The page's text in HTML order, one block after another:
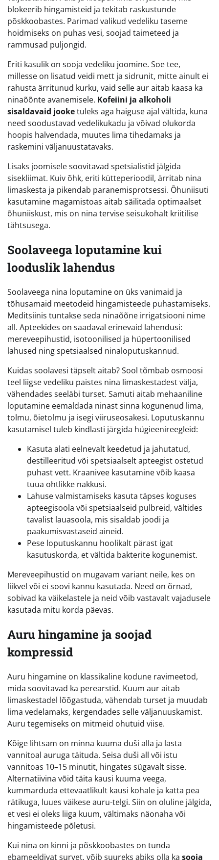
blokeerib hingamisteid ja tekitab raskustunde
põskkoobastes. Parimad valikud vedeliku taseme
hoidmiseks on puhas vesi, soojad taimeteed ja
rammusad puljongid.
Eriti kasulik on sooja vedeliku joomine. Soe tee,
millesse on lisatud veidi mett ja sidrunit, mitte ainult ei
rahusta ärritunud kurku, vaid selle aur aitab kaasa ka
ninaõõnte avanemisele. Kofeiini ja alkoholi
sisaldavaid jooketuleks aga haiguse ajal vältida, kuna
need soodustavad vedelikukadu ja võivad olukorda
hoopis halvendada, muutes lima tihedamaks ja
raskemini väljanuustatavaks.
Lisaks joomisele soovitavad spetsialistid jälgida
sisekliimat. Kuiv õhk, eriti kütteperioodil, ärritab nina
limaskesta ja pikendab paranemisprotsessi. Õhuniisuti
kasutamine magamistoas aitab säilitada optimaalset
õhuniiskust, mis on nina tervise seisukohalt kriitilise
tähtsusega.
Soolaveega loputamine kui
looduslik lahendus
Soolaveega nina loputamine on üks vanimaid ja
tõhusamaid meetodeid hingamisteede puhastamiseks.
Meditsiinis tuntakse seda ninaõõne irrigatsiooni nime
all. Apteekides on saadaval erinevaid lahendusi:
mereveepihustid, isotoonilised ja hüpertoonilised
lahused ning spetsiaalsed ninaloputuskannud.
Kuidas soolavesi täpselt aitab? Sool tõmbab osmoosi
teel liigse vedeliku paistes nina limaskestadest välja,
vähendades seeläbi turset. Samuti aitab mehaaniline
loputamine eemaldada ninast sinna kogunenud lima,
tolmu, õietolmu ja isegi viiruseosakesi. Loputuskannu
kasutamisel tuleb kindlasti järgida hügieenireegleid:
Kasuta alati eelnevalt keedetud ja jahutatud,
destilleeritud või spetsiaalselt apteegist ostetud
puhast vett. Kraanivee kasutamine võib kaasa
tuua ohtlikke nakkusi.
Lahuse valmistamiseks kasuta täpses koguses
apteegisoola või spetsiaalseid pulbreid, vältides
tavalist lauasoola, mis sisaldab joodi ja
paakumisvastaseid aineid.
Pese loputuskannu hoolikalt pärast igat
kasutuskorda, et vältida bakterite kogunemist.
Mereveepihustid on mugavam variant neile, kes on
liikvel või ei soovi kannu kasutada. Need on õrnad,
sobivad ka väikelastele ja neid võib vastavalt vajadusele
kasutada mitu korda päevas.
Auru hingamine ja soojad
kompressid
Auru hingamine on klassikaline kodune ravimeetod,
mida soovitavad ka perearstid. Kuum aur aitab
limaskestadel lõõgastuda, vähendab turset ja muudab
lima vedelamaks, kergendades selle väljanuuskamist.
Auru tegemiseks on mitmeid ohutuid viise.
Kõige lihtsam on minna kuuma duši alla ja lasta
vannitoal auruga täituda. Seisa duši all või istu
vannitoas 10–15 minutit, hingates sügavalt sisse.
Alternatiivina võid täita kausi kuuma veega,
kummarduda ettevaatlikult kausi kohale ja katta pea
rätikuga, luues väikese auru-telgi. Siin on oluline jälgida,
et vesi ei oleks liiga kuum, vältimaks näonaha või
hingamisteede põletusi.
Kui nina on kinni ja põskkoobastes on tunda
ebameeldivat survet, võib suureks abiks olla ka sooja